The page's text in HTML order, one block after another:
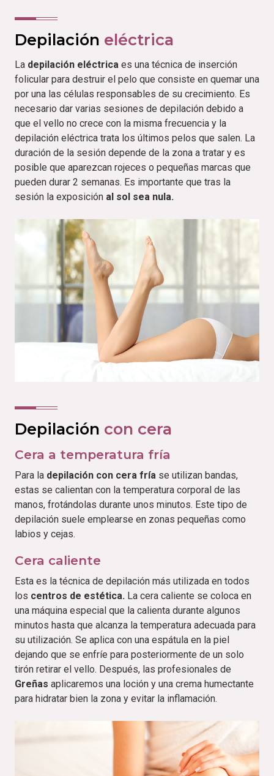
Depilación eléctrica
La depilación eléctrica es una técnica de inserción
folicular para destruir el pelo que consiste en quemar una
por una las células responsables de su crecimiento. Es
necesario dar varias sesiones de depilación debido a
que el vello no crece con la misma frecuencia y la
depilación eléctrica trata los últimos pelos que salen. La
duración de la sesión depende de la zona a tratar y es
posible que aparezcan rojeces o pequeñas marcas que
pueden durar 2 semanas. Es importante que tras la
sesión la exposición al sol sea nula.
Depilación con cera
Cera a temperatura fría
Para la depilación con cera fría se utilizan bandas,
estas se calientan con la temperatura corporal de las
manos, frotándolas durante unos minutos. Este tipo de
depilación suele emplearse en zonas pequeñas como
labios y cejas.
Cera caliente
Esta es la técnica de depilación más utilizada en todos
los centros de estética. La cera caliente se coloca en
una máquina especial que la calienta durante algunos
minutos hasta que alcanza la temperatura adecuada para
su utilización. Se aplica con una espátula en la piel
dejando que se enfríe para posteriormente de un solo
tirón retirar el vello. Después, las profesionales de
Greñas aplicaremos una loción y una crema humectante
para hidratar bien la zona y evitar la inflamación.